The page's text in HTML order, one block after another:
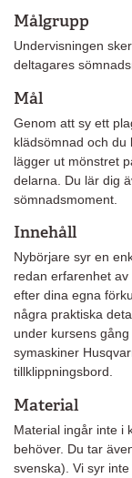
Målgrupp
Undervisningen
deltagares
Mål
Genom att sy ett
klädsömnad och du
lägger ut mönstret
delarna. Du lär dig
sömnadsmoment.
Innehåll
Nybörjare syr en
redan erfarenhet
efter dina egna
några praktiska
under kursens
symaskiner
tillklippningsbord.
Material
Material ingår inte i
behöver. Du tar
svenska). Vi syr